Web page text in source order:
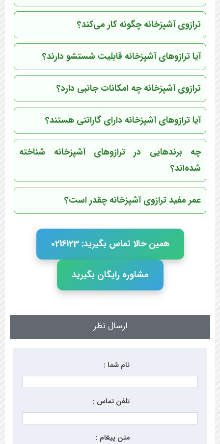
ترازوی آشپزخانه چگونه کار می‌کند؟
آیا ترازوهای آشپزخانه قابلیت شستشو دارند؟
ترازوی آشپزخانه چه امکانات جانبی دارد؟
آیا ترازوهای آشپزخانه دارای گارانتی هستند؟
چه برندهایی در ترازوهای آشپزخانه شناخته
شده‌اند؟
عمر مفید ترازوی آشپزخانه چقدر است؟
همین حالا تماس بگیرید: 0216123
مشاوره رایگان بگیرید
ارسال نظر
نام شما :
تلفن تماس :
متن پیغام :